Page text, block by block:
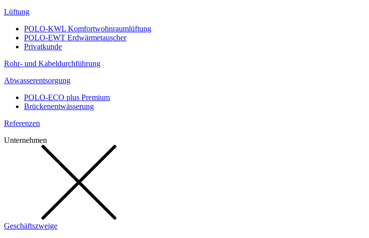
Lüftung
POLO-KWL Komfortwohnraumlüftung
POLO-EWT Erdwärmetauscher
Privatkunde
Rohr- und Kabeldurchführung
Abwasserentsorgung
POLO-ECO plus Premium
Brückenentwässerung
Referenzen
Unternehmen
Geschäftszweige